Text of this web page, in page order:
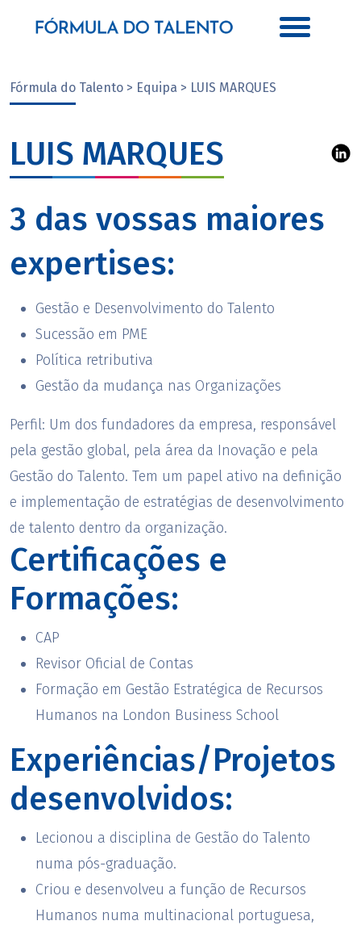
Fórmula do Talento > Equipa > LUIS MARQUES
LUIS MARQUES
3 das vossas maiores
expertises:
Gestão e Desenvolvimento do Talento
Sucessão em PME
Política retributiva
Gestão da mudança nas Organizações
Perfil: Um dos fundadores da empresa, responsável
pela gestão global, pela área da Inovação e pela
Gestão do Talento. Tem um papel ativo na definição
e implementação de estratégias de desenvolvimento
de talento dentro da organização.
Certificações e
Formações:
CAP
Revisor Oficial de Contas
Formação em Gestão Estratégica de Recursos
Humanos na London Business School
Experiências/Projetos
desenvolvidos:
Lecionou a disciplina de Gestão do Talento
numa pós-graduação.
Criou e desenvolveu a função de Recursos
Humanos numa multinacional portuguesa,